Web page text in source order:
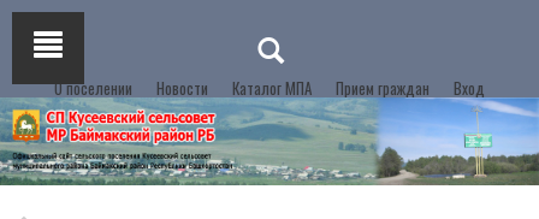
О поселении Новости Каталог МПА Прием граждан Вход